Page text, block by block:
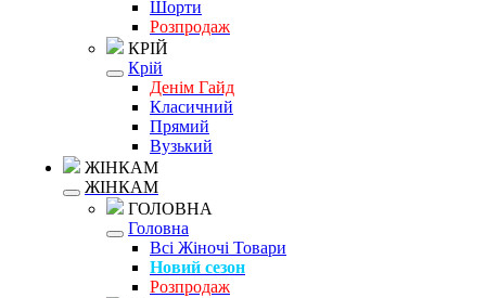
Шорти
Розпродаж
КРІЙ
Крій
Денім Гайд
Класичний
Прямий
Вузький
ЖІНКАМ
ЖІНКАМ
ГОЛОВНА
Головна
Всі Жіночі Товари
Новий сезон
Розпродаж